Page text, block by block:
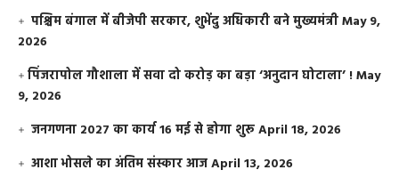
पश्चिम बंगाल में बीजेपी सरकार, शुभेंदु अधिकारी बने मुख्यमंत्रीMay 9,
2026
​पिंजरापोल गौशाला में सवा दो करोड़ का बड़ा ‘अनुदान घोटाला’ !May
9, 2026
जनगणना 2027 का कार्य 16 मई से होगा शुरूApril 18, 2026
आशा भोसले का अंतिम संस्कार आजApril 13, 2026